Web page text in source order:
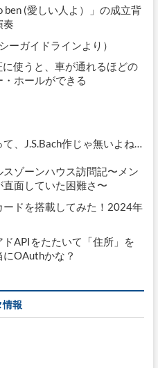
ben (愛しい人よ）」の成立背
奏
ーガイドラインより）
使うと、車が通れるほどの
ホールができる
、J.S.Bach作じゃ無いよね…
ゾーンハウス訪問記〜メン
面していた困難さ〜
ードを搭載してみた！2024年
APIをたたいて「住所」を
OAuthかな？
情報